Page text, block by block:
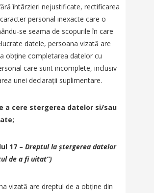
întârzieri nejustificate, rectificarea
personal inexacte care o
se seama de scopurile în care
datele, persoana vizată are
obține completarea datelor cu
care sunt incomplete, inclusiv
unei declarații suplimentare.
a cere stergerea datelor si/sau
17 –Dreptul la ștergerea datelor
de a fi uitat”)
vizată are dreptul de a obține din